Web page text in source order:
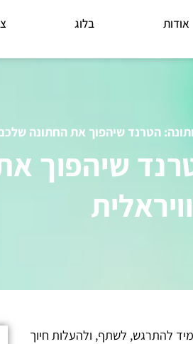
אודות בלוג
הטרנד שיהפוך את החתונה שלכם
שיהפוך
להתרגש, לשתף, ולהעלות חיוך